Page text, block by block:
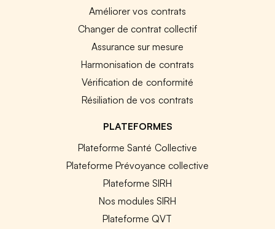
Améliorer vos contrats
Changer de contrat collectif
Assurance sur mesure
Harmonisation de contrats
Vérification de conformité
Résiliation de vos contrats
PLATEFORMES
Plateforme Santé Collective
Plateforme Prévoyance collective
Plateforme SIRH
Nos modules SIRH
Plateforme QVT